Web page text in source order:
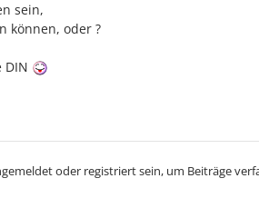
sein,
können, oder ?
DIN
oder registriert sein, um Beiträge